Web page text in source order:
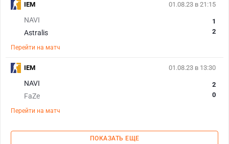
01.08.23 в 21:15
NAVI
Astralis
1
2
Перейти на матч
IEM
01.08.23 в 13:30
NAVI
FaZe
2
0
Перейти на матч
IEM
ПОКАЗАТЬ ЕЩЕ